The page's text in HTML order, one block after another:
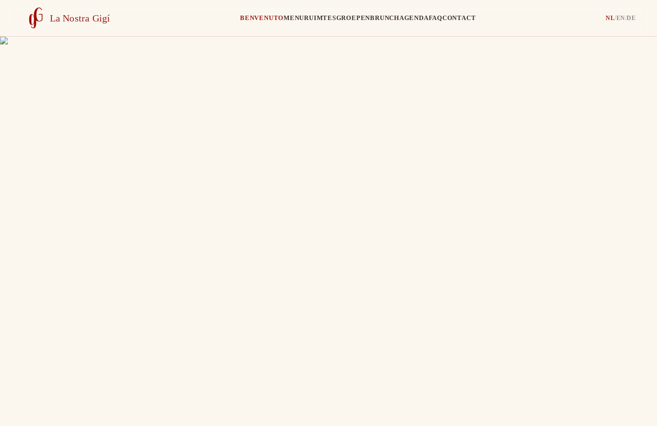
La Nostra Gigí BENVENUTOMENURUIMTESGROEPENBRUNCHAGENDAFAQCONTACT NL/EN/DE